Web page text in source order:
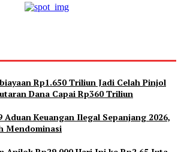
Rp1.650 Triliun Jadi Celah Pinjol
Dana Capai Rp360 Triliun
Aduan Keuangan Ilegal Sepanjang 2026,
Mendominasi